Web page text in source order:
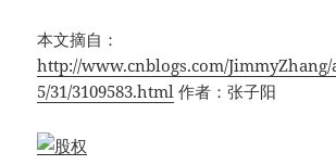
本文摘自：
http://www.cnblogs.com/JimmyZhang/
5/31/3109583.html 作者：张子阳